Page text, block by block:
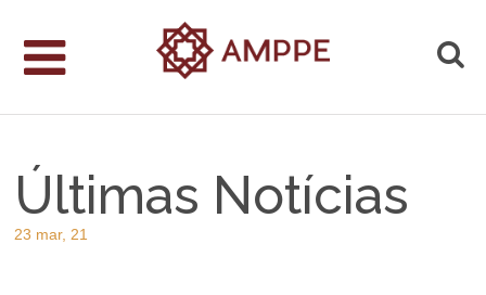
Últimas Notícias
23 mar, 21